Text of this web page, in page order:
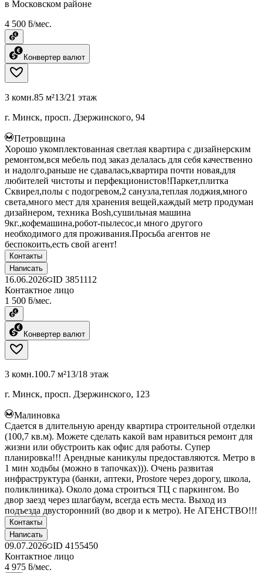
в Московском районе
4 500 ƃ/мес.
Конвертер валют
3 комн.85 м²13/21 этаж
г. Минск, просп. Дзержинского, 94
Петровщина
Хорошо укомплектованная светлая квартира с дизайнерским
ремонтом,вся мебель под заказ делалась для себя качественно
и надолго,раньше не сдавалась,квартира почти новая,для
любителей чистоты и перфекционистов!Паркет,плитка
Сквирел,полы с подогревом,2 санузла,теплая лоджия,много
света,много мест для хранения вещей,каждый метр продуман
дизайнером, техника Bosh,сушильная машина
9кг.,кофемашина,робот-пылесос,и много другого
необходимого для проживания.Просьба агентов не
беспокоить,есть свой агент!
Контакты
Написать
16.06.2026 ID 3851112
Контактное лицо
1 500 ƃ/мес.
Конвертер валют
3 комн.100.7 м²13/18 этаж
г. Минск, просп. Дзержинского, 123
Малиновка
Сдается в длительную аренду квартира строительной отделки
(100,7 кв.м). Можете сделать какой вам нравиться ремонт для
жизни или обустроить как офис для работы. Супер
планировка!!! Арендные каникулы предоставляются. Метро в
1 мин ходьбы (можно в тапочках))). Очень развитая
инфраструктура (банки, аптеки, Prostore через дорогу, школа,
поликлиника). Около дома строиться ТЦ с паркингом. Во
двор заезд через шлагбаум, всегда есть места. Выход из
подъезда двусторонний (во двор и к метро). Не АГЕНСТВО!!!
Контакты
Написать
09.07.2026 ID 4155450
Контактное лицо
4 975 ƃ/мес.